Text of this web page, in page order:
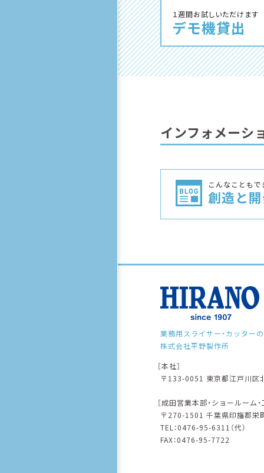
１週間お試しいただけます
デモ機貸出
インフォメーシ
こんなことも
創造と
業務用スライサー・カッター
株式会社平野製作所
［本社］
〒133-0051 東京都江⼾川区
［成⽥営業本部・ショールーム
〒270-1501 千葉県印旛郡栄
TEL：0476-95-6311 （代）
FAX：0476-95-7722